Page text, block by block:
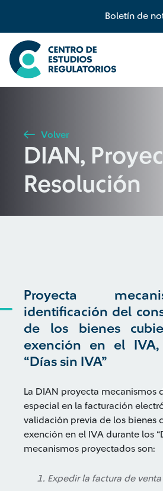
Boletín de
Búsqueda
Seleccione país
Buscar
Volver
DIAN,
Resolución
Proyecta
identificación del
de los bienes
exención en el
“Días sin IVA”
La DIAN proyecta mecanismos
especial en la facturación
validación previa de los bienes
exención en el IVA durante los
mecanismos proyectados son:
Expedir la factura de